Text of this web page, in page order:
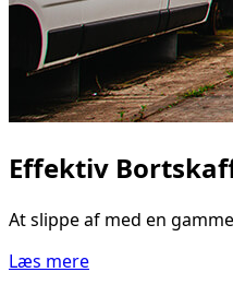
Effektiv
At slippe af med en
Læs mere